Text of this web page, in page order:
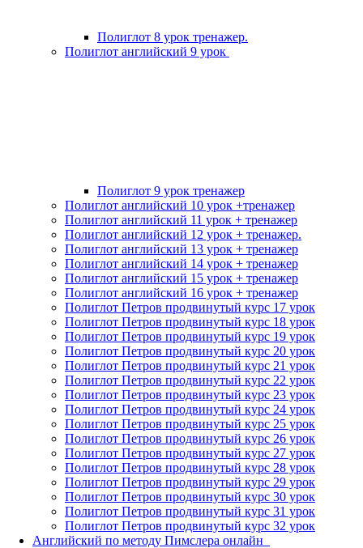
Полиглот 8 урок тренажер.
Полиглот английский 9 урок
Полиглот 9 урок тренажер
Полиглот английский 10 урок +тренажер
Полиглот английский 11 урок + тренажер
Полиглот английский 12 урок + тренажер.
Полиглот английский 13 урок + тренажер
Полиглот английский 14 урок + тренажер
Полиглот английский 15 урок + тренажер
Полиглот английский 16 урок + тренажер
Полиглот Петров продвинутый курс 17 урок
Полиглот Петров продвинутый курс 18 урок
Полиглот Петров продвинутый курс 19 урок
Полиглот Петров продвинутый курс 20 урок
Полиглот Петров продвинутый курс 21 урок
Полиглот Петров продвинутый курс 22 урок
Полиглот Петров продвинутый курс 23 урок
Полиглот Петров продвинутый курс 24 урок
Полиглот Петров продвинутый курс 25 урок
Полиглот Петров продвинутый курс 26 урок
Полиглот Петров продвинутый курс 27 урок
Полиглот Петров продвинутый курс 28 урок
Полиглот Петров продвинутый курс 29 урок
Полиглот Петров продвинутый курс 30 урок
Полиглот Петров продвинутый курс 31 урок
Полиглот Петров продвинутый курс 32 урок
Английский по методу Пимслера онлайн_